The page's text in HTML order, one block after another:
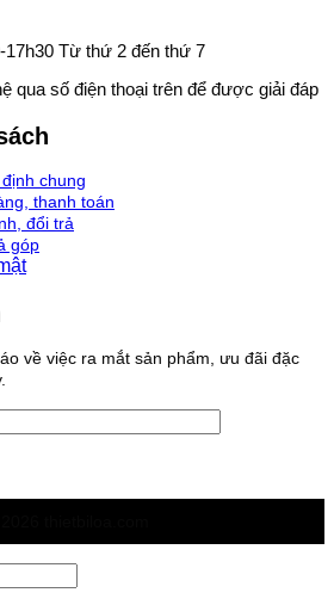
Từ thứ 2 đến thứ 7
qua số điện thoại trên để được giải đáp
chung
thanh toán
đổi trả
góp
về việc ra mắt sản phẩm, ưu đãi đặc